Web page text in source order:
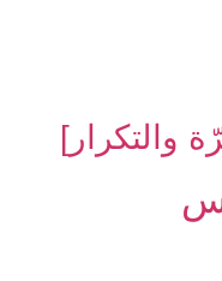
والتكرار]